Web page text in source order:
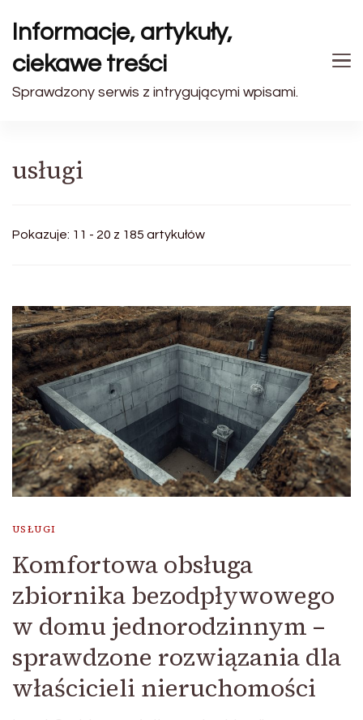
Informacje, artykuły,
ciekawe treści
Sprawdzony serwis z intrygującymi wpisami.
usługi
Pokazuje: 11 - 20 z 185 artykułów
USŁUGI
Komfortowa obsługa
zbiornika bezodpływowego
w domu jednorodzinnym –
sprawdzone rozwiązania dla
właścicieli nieruchomości